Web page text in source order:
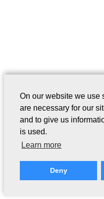
On our website we use
are necessary for our
and to give us
is used.
Learn more
Deny